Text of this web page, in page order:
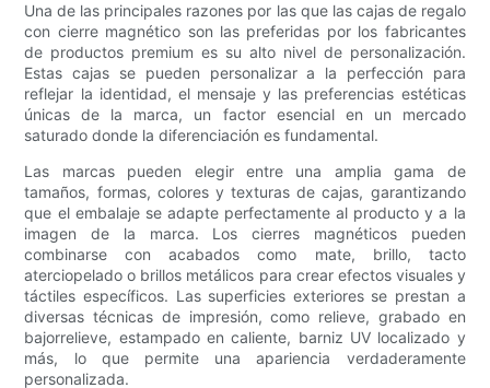
Una de las principales razones por las que las cajas de regalo
con cierre magnético son las preferidas por los fabricantes
de productos premium es su alto nivel de personalización.
Estas cajas se pueden personalizar a la perfección para
reflejar la identidad, el mensaje y las preferencias estéticas
únicas de la marca, un factor esencial en un mercado
saturado donde la diferenciación es fundamental.
Las marcas pueden elegir entre una amplia gama de
tamaños, formas, colores y texturas de cajas, garantizando
que el embalaje se adapte perfectamente al producto y a la
imagen de la marca. Los cierres magnéticos pueden
combinarse con acabados como mate, brillo, tacto
aterciopelado o brillos metálicos para crear efectos visuales y
táctiles específicos. Las superficies exteriores se prestan a
diversas técnicas de impresión, como relieve, grabado en
bajorrelieve, estampado en caliente, barniz UV localizado y
más, lo que permite una apariencia verdaderamente
personalizada.